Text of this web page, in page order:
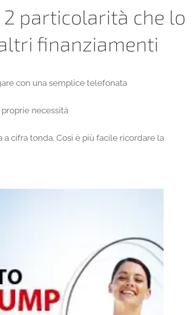
particolarità che lo
finanziamenti
con una semplice telefonata
necessità
cifra tonda. Così è più facile ricordare la